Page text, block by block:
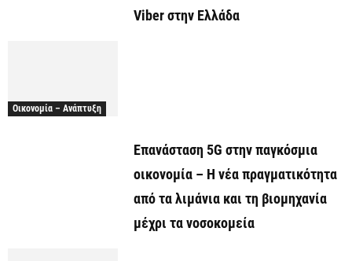
Viber στην Ελλάδα
Οικονομία – Ανάπτυξη
Επανάσταση 5G στην παγκόσμια
οικονομία – Η νέα πραγματικότητα
από τα λιμάνια και τη βιομηχανία
μέχρι τα νοσοκομεία